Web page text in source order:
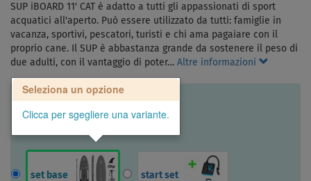
SUP iBOARD 11' CAT è adatto a tutti gli appassionati di sport
acquatici all'aperto. Può essere utilizzato da tutti: famiglie in
vacanza, sportivi, pescatori, turisti e chi ama pagaiare con il
proprio cane. Il SUP è abbastanza grande da sostenere il peso di
due adulti, con il vantaggio di poter… Altre informazioni
Seleziona un opzione
Clicca per sgegliere una variante.
set base start set